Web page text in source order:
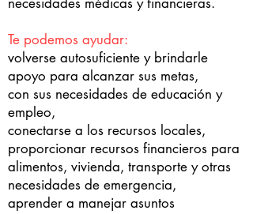
Te podemos ayudar:
volverse autosuficiente y brindarle
apoyo para alcanzar sus metas,
con sus necesidades de educación y
empleo,
conectarse a los recursos locales,
proporcionar recursos financieros para
alimentos, vivienda, transporte y otras
necesidades de emergencia,
aprender a manejar asuntos